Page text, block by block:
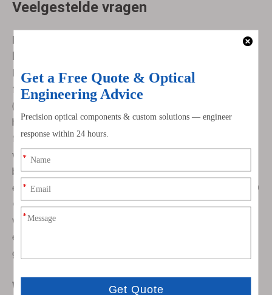
Veelgestelde vragen
Hoe wordt de diameter van de uitgaande ring
De diameter van de uitgangsring (D) hangt af van drie
factoren: de tophoek van het axicon (α), de werkafstand
(L, afstand van het plano-oppervlak van het axicon tot
het doel) en de brekingsindex van het substraat (n). De
formule is: D = 2L × tan(β), waarbij β de divergentiehoek
van de bundel is (β = arcsin(n × sin(α/2)) - α/2). Als u
bijvoorbeeld een ZnSe-axicon (n=2,4) gebruikt met α=1,0°
en L=100 mm: β = arcsin(2,4 × sin(0,5°)) - 0,5° ≈ 0,7°, dus D
= 2×100×tan(0,7°) ≈ 2,44 mm. Factoren die de diameter
veranderen, zijn onder meer temperatuur (veranderingen n
enigszins) en collimatie van de ingangsbundel (niet-
gecollimeerde bundels vergroten de diametervariatie).
Wat is het maximale vermogen en hoe kan